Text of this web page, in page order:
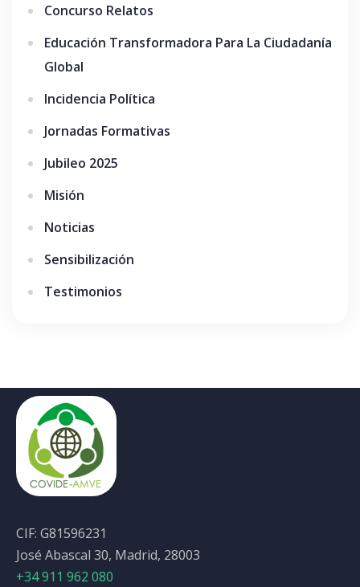
Concurso Relatos
Educación Transformadora Para La Ciudadanía
Global
Incidencia Política
Jornadas Formativas
Jubileo 2025
Misión
Noticias
Sensibilización
Testimonios
CIF: G81596231
José Abascal 30, Madrid, 28003
+34 911 962 080